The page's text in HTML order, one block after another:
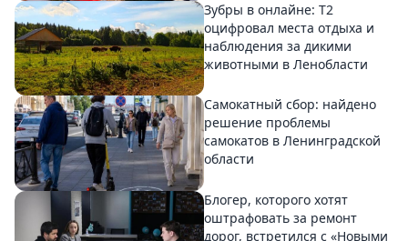
Зубры в онлайне: Т2
оцифровал места отдыха и
наблюдения за дикими
животными в Ленобласти
Самокатный сбор: найдено
решение проблемы
самокатов в Ленинградской
области
Блогер, которого хотят
оштрафовать за ремонт
дорог, встретился с «Новыми